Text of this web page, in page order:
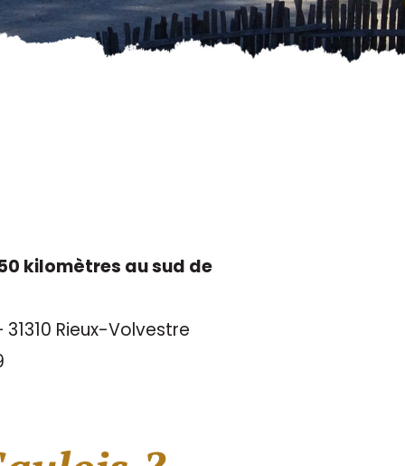
kilomètres au sud de
Rieux-Volvestre